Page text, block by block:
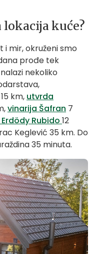
kuće?
mir, okruženi smo
prođe tek
nekoliko
km, utvrda
vinarija Šafran 7
Rubido 12
Keglević 35 km. Do
35 minuta.